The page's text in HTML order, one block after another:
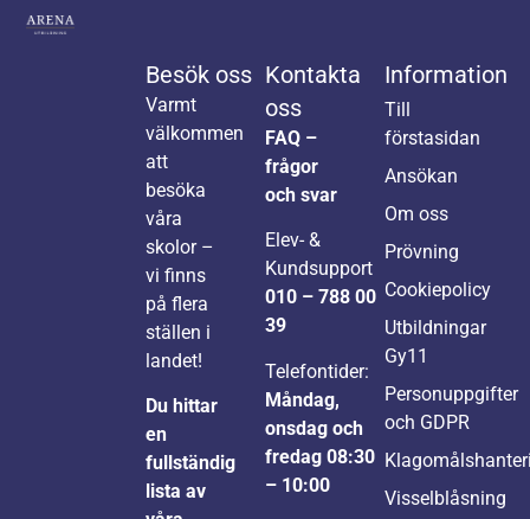
Besök oss
Varmt
välkommen
att
besöka
våra
skolor –
vi finns
på flera
ställen i
landet!
Du hittar
en
fullständig
lista av
Kontakta
oss
FAQ –
frågor
och svar
Elev- &
Kundsupport
010 – 788 00
39
Telefontider:
Måndag,
onsdag och
fredag 08:30
– 10:00
Information
Till
förstasidan
Ansökan
Om oss
Prövning
Cookiepolicy
Utbildningar
Gy11
Personuppgifter
och GDPR
Visselblåsning